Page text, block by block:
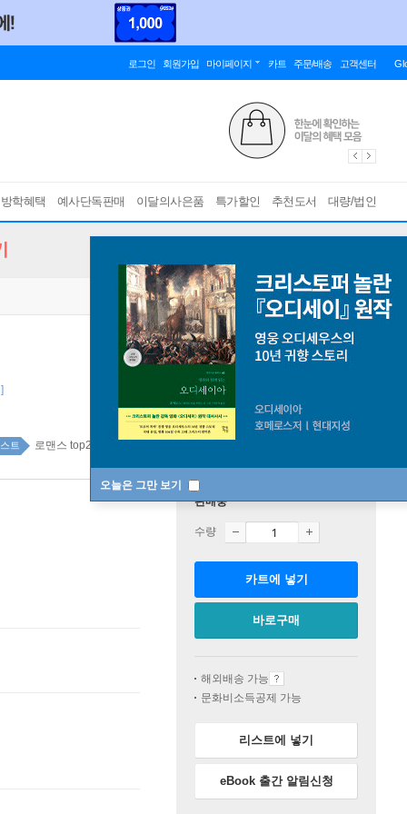
로그인 회원가입 마이페이지 카트 주문/배송 고객센터
학혜택 예사단독판매 이달의사은품 특가할인 추천도서 대량/법인
오늘은 그만 보기
트 로맨스 top20 1주
판매중
수량
카트에 넣기
바로구매
해외배송 가능
문화비소득공제 가능
리스트에 넣기
eBook 출간 알림신청